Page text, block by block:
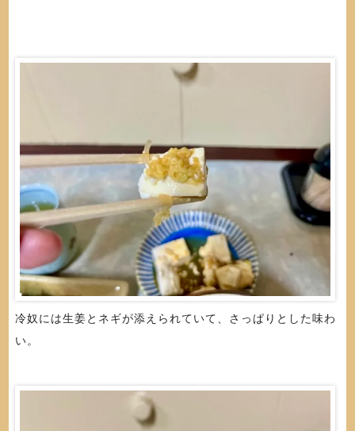
冷奴には生姜とネギが添えられていて、さっぱりとした味わ
い。